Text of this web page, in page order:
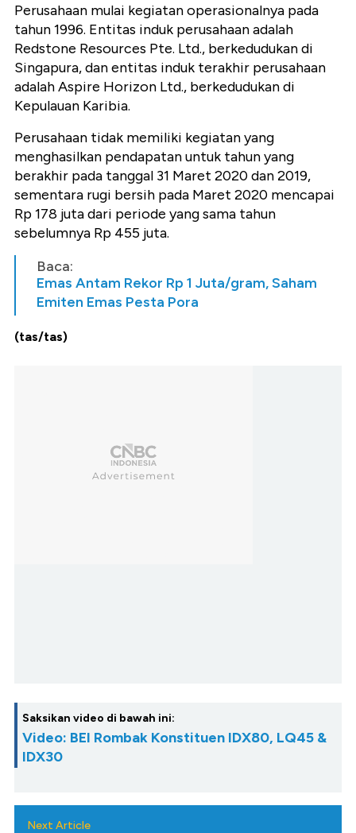
Perusahaan mulai kegiatan operasionalnya pada
tahun 1996. Entitas induk perusahaan adalah
Redstone Resources Pte. Ltd., berkedudukan di
Singapura, dan entitas induk terakhir perusahaan
adalah Aspire Horizon Ltd., berkedudukan di
Kepulauan Karibia.
Perusahaan tidak memiliki kegiatan yang
menghasilkan pendapatan untuk tahun yang
berakhir pada tanggal 31 Maret 2020 dan 2019,
sementara rugi bersih pada Maret 2020 mencapai
Rp 178 juta dari periode yang sama tahun
sebelumnya Rp 455 juta.
Baca:
Emas Antam Rekor Rp 1 Juta/gram, Saham
Emiten Emas Pesta Pora
(tas/tas)
Saksikan video di bawah ini:
Video: BEI Rombak Konstituen IDX80, LQ45 &
IDX30
Next Article